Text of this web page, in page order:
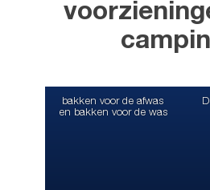
bakken voor de afwas
en bakken voor de was